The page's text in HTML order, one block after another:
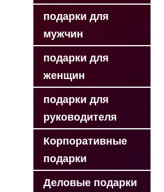
подарки для
мужчин
подарки для
женщин
подарки для
руководителя
Корпоративные
подарки
Деловые подарки